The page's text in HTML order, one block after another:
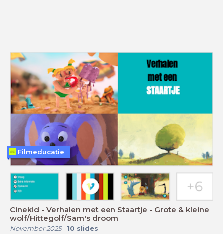
Cinekid - Verhalen met een Staartje - Grote & kleine
wolf/Hittegolf/Sam's droom
November 2025- 10 slides
Filmeducatie